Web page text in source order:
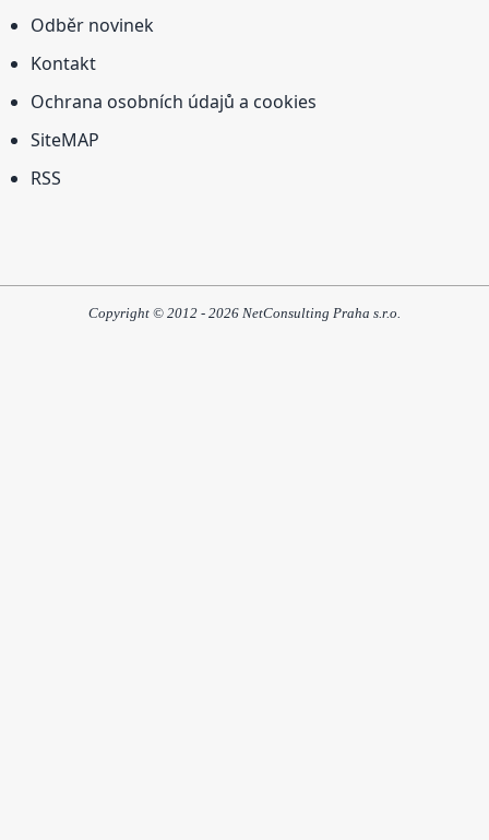
Odběr novinek
Kontakt
Ochrana osobních údajů a cookies
SiteMAP
RSS
Copyright © 2012 - 2026 NetConsulting Praha s.r.o.